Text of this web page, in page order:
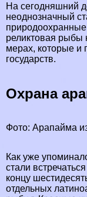
На сегодняшний
неоднозначный
природоохранные
реликтовая рыбы
мерах, которые и
государств.
Охрана
Фото: Арапайма
Как уже
стали
концу
отдельных